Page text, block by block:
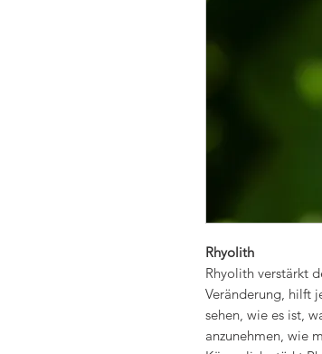
Rhyolith
Rhyolith verstärkt
Veränderung, hilft
sehen, wie es ist,
anzunehmen, wie